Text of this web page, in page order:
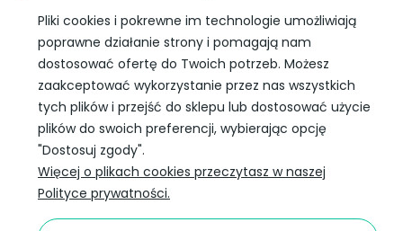
Darmowa dostawa
Wojewódzki Inspektorat
Pliki cookies i pokrewne im technologie umożliwiają
poprawne działanie strony i pomagają nam
dostosować ofertę do Twoich potrzeb. Możesz
zaakceptować wykorzystanie przez nas wszystkich
tych plików i przejść do sklepu lub dostosować użycie
plików do swoich preferencji, wybierając opcję
"Dostosuj zgody".
Więcej o plikach cookies przeczytasz w naszej
Polityce prywatności.